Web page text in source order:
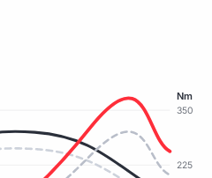
225
350
Nm